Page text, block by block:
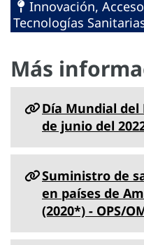
Innovación,
Tecnologías
Más
Día Mundial del
de junio del
Suministro de
en países de
(2020*) - OPS/